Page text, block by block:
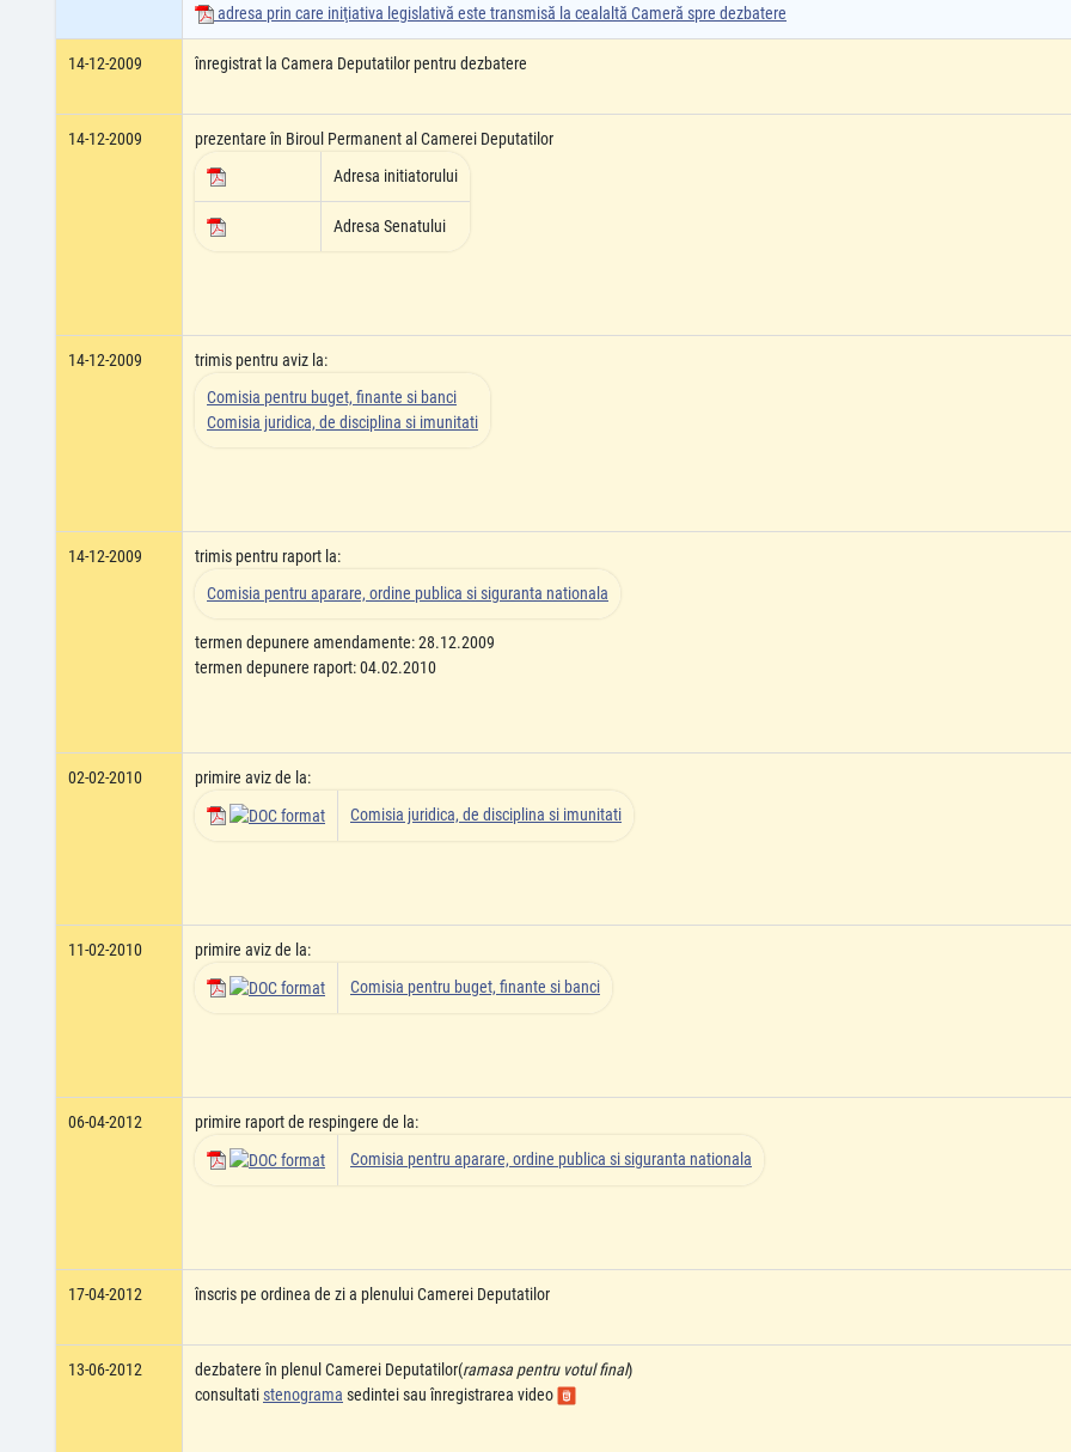
adresa prin care iniţiativa legislativă este transmisă la cealaltă Cameră spre dezbatere
14-12-2009 înregistrat la Camera Deputatilor pentru dezbatere
14-12-2009
prezentare în Biroul Permanent al Camerei Deputatilor
Adresa initiatorului
Adresa Senatului
14-12-2009
trimis pentru aviz la:
Comisia pentru buget, finante si banci
Comisia juridica, de disciplina si imunitati
14-12-2009
trimis pentru raport la:
Comisia pentru aparare, ordine publica si siguranta nationala
termen depunere amendamente: 28.12.2009
termen depunere raport: 04.02.2010
02-02-2010
primire aviz de la:
Comisia juridica, de disciplina si imunitati
11-02-2010
primire aviz de la:
Comisia pentru buget, finante si banci
06-04-2012
primire raport de respingere de la:
Comisia pentru aparare, ordine publica si siguranta nationala
17-04-2012 înscris pe ordinea de zi a plenului Camerei Deputatilor
13-06-2012 dezbatere în plenul Camerei Deputatilor(ramasa pentru votul final)
consultatistenograma sedintei sau înregistrarea video